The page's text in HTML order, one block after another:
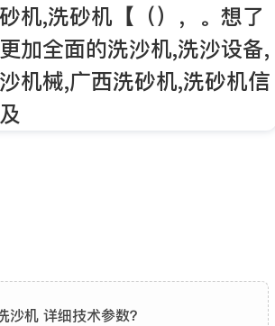
机,洗砂机【（），。想了
加全面的洗沙机,洗沙设备,
机械,广西洗砂机,洗砂机信
机 详细技术参数？